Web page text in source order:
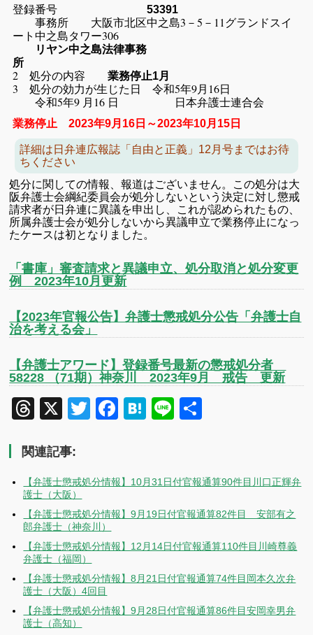
登録番号
53391
事務所 大阪市北区中之島3－5－11グランドスイ
ート中之島タワー306
リヤン中之島法律事務
所
2 処分の内容 業務停止1月
3 処分の効力が生じた日 令和5年9月16日
令和5年9 月16 日 日本弁護士連合会
業務停止 2023年9月16日～2023年10月15日
詳細は日弁連広報誌「自由と正義」12月号まではお待
ちください
処分に関しての情報、報道はございません。この処分は大
阪弁護士会綱紀委員会が処分しないという決定に対し懲戒
請求者が日弁連に異議を申出し、これが認められたもの、
所属弁護士会が処分しないから異議申立で業務停止になっ
たケースは初となりました。
「書庫」審査請求と異議申立、処分取消と処分変更
例 2023年10月更新
【2023年官報公告】弁護士懲戒処分公告「弁護士自
治を考える会」
【弁護士アワード】登録番号最新の懲戒処分者
58228 （71期）神奈川 2023年9月 戒告 更新
Threads
X TwitterFacebook
Hatena
Line
関連記事:
【弁護士懲戒処分情報】10月31日付官報通算90件目川口正輝弁
護士（大阪）
【弁護士懲戒処分情報】9月19日付官報通算82件目 安部有之
郎弁護士（神奈川）
【弁護士懲戒処分情報】12月14日付官報通算110件目川崎尊義
弁護士（福岡）
【弁護士懲戒処分情報】8月21日付官報通算74件目岡本久次弁
護士（大阪）4回目
【弁護士懲戒処分情報】9月28日付官報通算86件目安岡幸男弁
護士（高知）